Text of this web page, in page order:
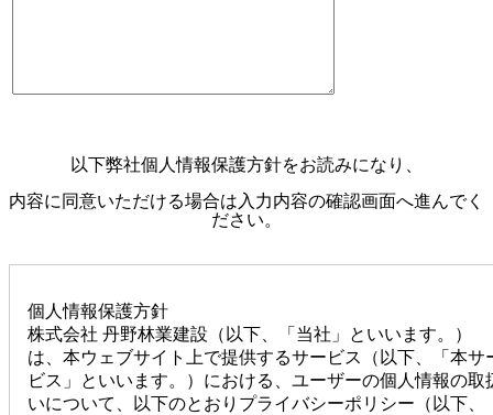
以下弊社個人情報保護方針をお読みになり、
内容に同意いただける場合は入力内容の確認画面へ進んでく
ださい。
個人情報保護方針
株式会社 丹野林業建設（以下、「当社」といいます。）
は、本ウェブサイト上で提供するサービス（以下、「本サ
ビス」といいます。）における、ユーザーの個人情報の取
いについて、以下のとおりプライバシーポリシー（以下、